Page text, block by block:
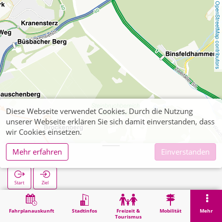
OpenStreetMap contributors
Fahrplanauskunft Stadtinfos
Freizeit &
Tourismus
Mobilität Mehr
Finkensief
Start Ziel
Suche
Diese Webseite verwendet Cookies. Durch die Nutzung
unserer Webseite erklären Sie sich damit einverstanden, dass
wir Cookies einsetzen.
Mehr erfahren
Einverstanden